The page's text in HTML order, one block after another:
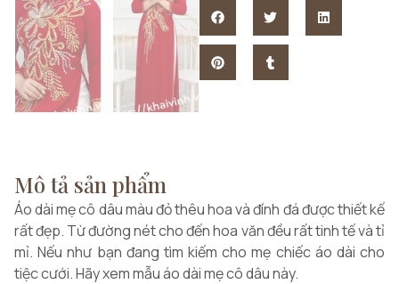
Mô tả sản phẩm
Áo dài mẹ cô dâu màu đỏ thêu hoa và đính đá được thiết kế
rất đẹp. Từ đường nét cho đến hoa văn đều rất tinh tế và tỉ
mỉ. Nếu như bạn đang tìm kiếm cho mẹ chiếc áo dài cho
tiệc cưới. Hãy xem mẫu áo dài mẹ cô dâu này.